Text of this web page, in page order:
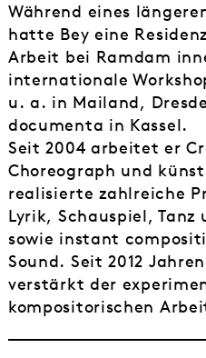
Während eines
hatte Bey eine
Arbeit bei Ramdam
internationale
u. a. in Mailand,
documenta in Kassel.
Seit 2004 arbeitet er
Choreograph und
realisierte zahlreiche
Lyrik, Schauspiel,
sowie instant
Sound. Seit 2012
verstärkt der
kompositorischen